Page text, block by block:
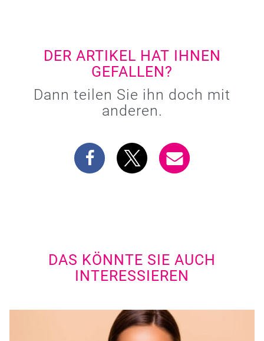
DER ARTIKEL HAT IHNEN
GEFALLEN?
Dann teilen Sie ihn doch mit
anderen.
DAS KÖNNTE SIE AUCH
INTERESSIEREN